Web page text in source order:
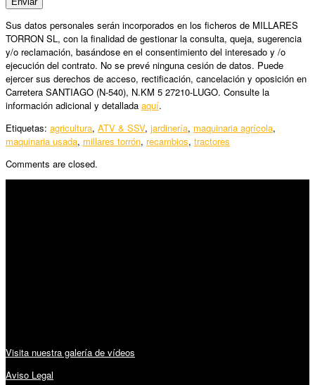
Sus datos personales serán incorporados en los ficheros de MILLARES
TORRON SL, con la finalidad de gestionar la consulta, queja, sugerencia
y/o reclamación, basándose en el consentimiento del interesado y /o
ejecución del contrato. No se prevé ninguna cesión de datos. Puede
ejercer sus derechos de acceso, rectificación, cancelación y oposición en
Carretera SANTIAGO (N-540), N.KM 5 27210-LUGO. Consulte la
información adicional y detallada aquí.
Etiquetas: agricultura, ATV & SSV, jardinería, maquinaria agrícola,
maquinaria usada, millares torrón, recambios, tractores
Comments are closed.
Visita nuestra galería de vídeos
Aviso Legal